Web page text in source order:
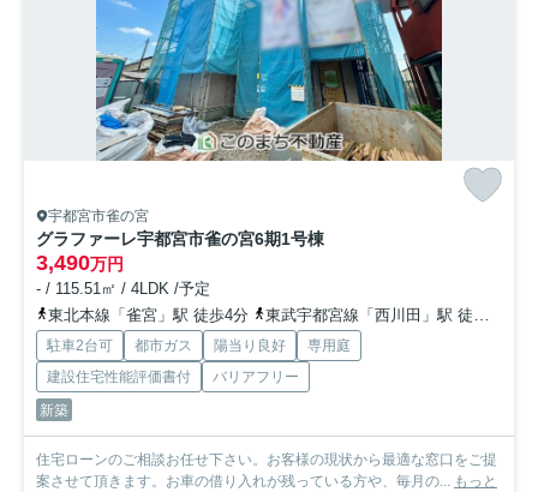
宇都宮市雀の宮
グラファーレ宇都宮市雀の宮6期1号棟
3,490万円
- / 115.51㎡ / 4LDK /予定
東北本線「雀宮」駅 徒歩4分
東武宇都宮線「西川田」駅 徒歩44分
駐車2台可 都市ガス 陽当り良好
専用庭
建設住宅性能評価書付
バリアフリー
新築
住宅ローンのご相談お任せ下さい。お客様の現状から最適な窓口をご提
案させて頂きます。お車の借り入れが残っている方や、毎月の... もっと